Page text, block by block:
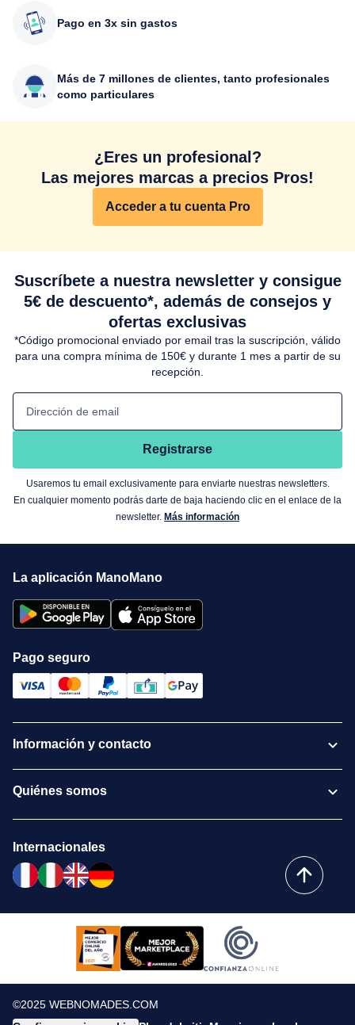
Pago en 3x sin gastos
Más de 7 millones de clientes, tanto profesionales
como particulares
¿Eres un profesional?
Las mejores marcas a precios Pros!
Acceder a tu cuenta Pro
Suscríbete a nuestra newsletter y consigue
5€ de descuento*, además de consejos y
ofertas exclusivas
*Código promocional enviado por email tras la suscripción, válido
para una compra mínima de 150€ y durante 1 mes a partir de su
recepción.
Dirección de email
Registrarse
Usaremos tu email exclusivamente para enviarte nuestras newsletters.
En cualquier momento podrás darte de baja haciendo clic en el enlace de la
newsletter. Más información
La aplicación ManoMano
Pago seguro
Información y contacto
Quiénes somos
Internacionales
©2025 WEBNOMADES.COM